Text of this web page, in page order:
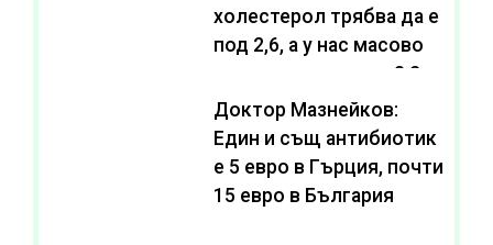
холестерол трябва да е
под 2,6, а у нас масово
се живее с нива от 3,2
Доктор Мазнейков:
Един и същ антибиотик
e 5 евро в Гърция, почти
15 евро в България